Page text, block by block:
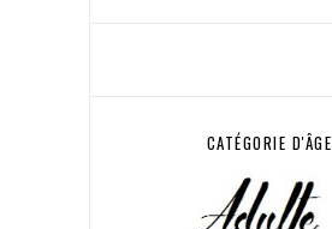
CATÉGORIE D'ÂGE